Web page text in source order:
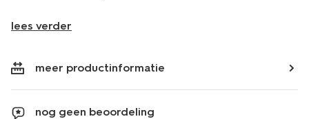
lees verder
meer productinformatie
nog geen beoordeling